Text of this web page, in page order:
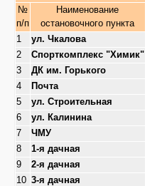
№
п/п
Наименование
остановочного пункта
1
ул. Чкалова
2
Спорткомплекс "Химик"
3
ДК им. Горького
4
Почта
5
ул. Строительная
6
ул. Калинина
7
ЧМУ
8
1-я дачная
9
2-я дачная
10 3-я дачная